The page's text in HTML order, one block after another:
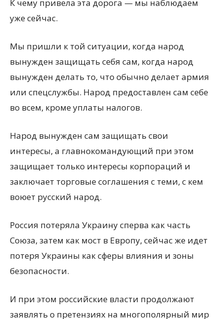
К чему привела эта дорога — мы наблюдаем
уже сейчас.
Мы пришли к той ситуации, когда народ
вынужден защищать себя сам, когда народ
вынужден делать то, что обычно делает армия
или спецслужбы. Народ предоставлен сам себе
во всем, кроме уплаты налогов.
Народ вынужден сам защищать свои
интересы, а главнокомандующий при этом
защищает только интересы корпораций и
заключает торговые соглашения с теми, с кем
воюет русский народ.
Россия потеряла Украину сперва как часть
Союза, затем как мост в Европу, сейчас же идет
потеря Украины как сферы влияния и зоны
безопасности.
И при этом российские власти продолжают
заявлять о претензиях на многополярный мир